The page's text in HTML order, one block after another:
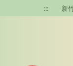
移至網頁之主要內
::: 新